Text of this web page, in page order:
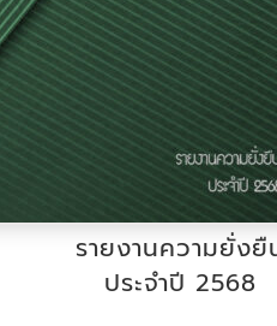
รายงานความยั่ง
ประจำปี 2568